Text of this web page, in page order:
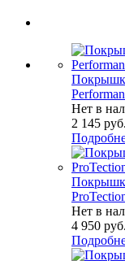
Нет в
2 145 руб.
Нет в
4 950 руб.